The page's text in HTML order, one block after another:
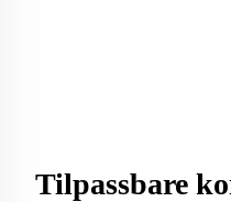
Tilpassbare